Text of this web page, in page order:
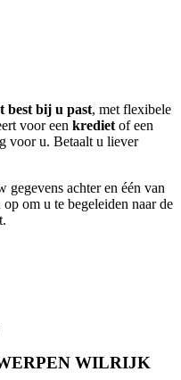
best bij u past, met flexibele
voor een krediet of een
voor u. Betaalt u liever
gegevens achter en één van
om u te begeleiden naar de
WILRIJK